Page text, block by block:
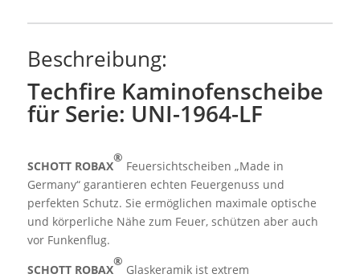
Beschreibung:
Techfire Kaminofenscheibe
für Serie: UNI-1964-LF
SCHOTT ROBAX
®
Feuersichtscheiben „Made in
Germany“ garantieren echten Feuergenuss und
perfekten Schutz. Sie ermöglichen maximale optische
und körperliche Nähe zum Feuer, schützen aber auch
vor Funkenflug.
SCHOTT ROBAX
®
Glaskeramik ist extrem